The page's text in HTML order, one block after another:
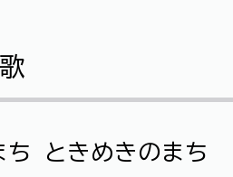
ち ときめきのまち